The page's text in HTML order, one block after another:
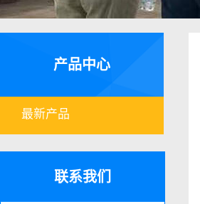
产品中心
最新产品
联系我们